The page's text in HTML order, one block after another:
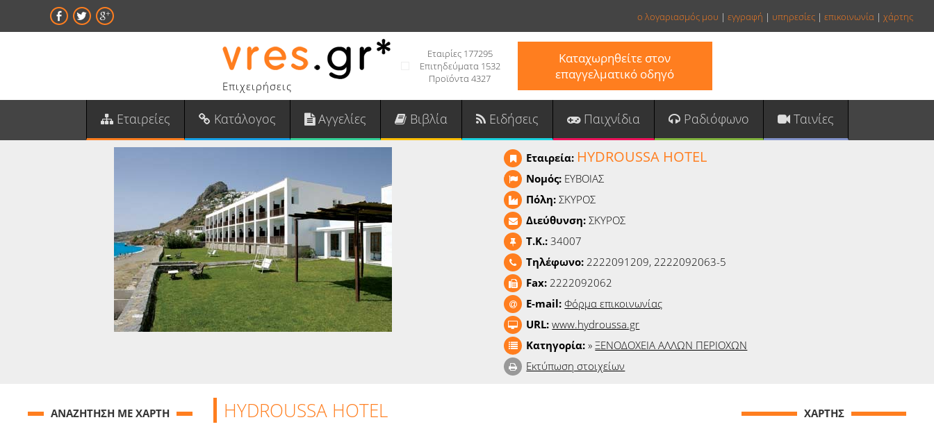
ο λογαριασμός μου | εγγραφή | υπηρεσίες | επικοινωνία | χάρτης
Επιχειρήσεις
Εταιρίες 177295
Επιτηδεύματα 1532
Προϊόντα 4327
Καταχωρηθείτε στον
επαγγελματικό οδηγό
Εταιρείες Κατάλογος Αγγελίες Βιβλία Ειδήσεις Παιχνίδια Ραδιόφωνο Ταινίες
Εταιρεία: HYDROUSSA HOTEL
Νομός: ΕΥΒΟΙΑΣ
Πόλη:ΣΚΥΡΟΣ
Διεύθυνση:ΣΚΥΡΟΣ
T.K.:34007
Τηλέφωνο:2222091209, 2222092063-5
Fax:2222092062
E-mail:Φόρμα επικοινωνίας
URL:www.hydroussa.gr
Κατηγορία:»ΞΕΝΟΔΟΧΕΙΑ ΑΛΛΩΝ ΠΕΡΙΟΧΩΝ
Εκτύπωση στοιχείων
HYDROUSSA HOTEL
ΑΝΑΖΗΤΗΣΗ ΜΕ ΧΑΡΤΗ ΧΑΡΤΗΣ